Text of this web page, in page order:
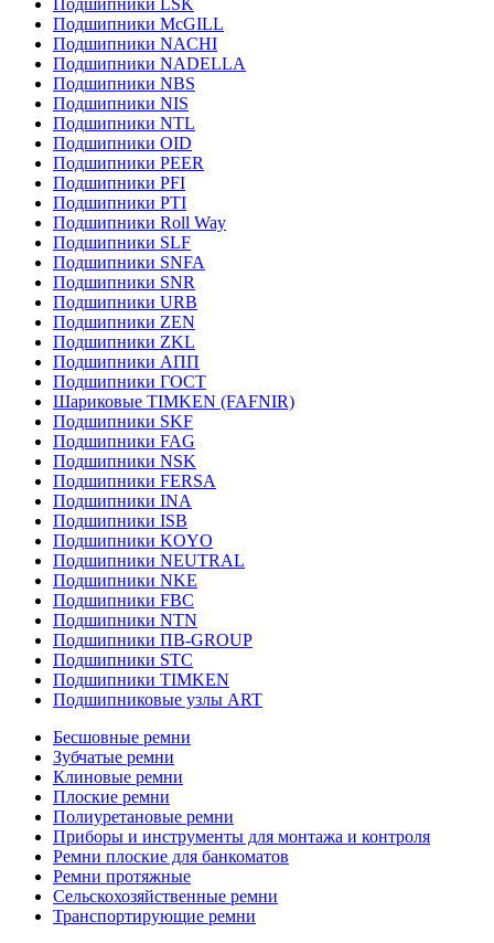
Подшипники LSK
Подшипники McGILL
Подшипники NACHI
Подшипники NADELLA
Подшипники NBS
Подшипники NIS
Подшипники NTL
Подшипники OID
Подшипники PEER
Подшипники PFI
Подшипники PTI
Подшипники Roll Way
Подшипники SLF
Подшипники SNFA
Подшипники SNR
Подшипники URB
Подшипники ZEN
Подшипники ZKL
Подшипники АПП
Подшипники ГОСТ
Шариковые ТІMKEN (FAFNIR)
Подшипники SKF
Подшипники FAG
Подшипники NSK
Подшипники FERSA
Подшипники INA
Подшипники ISB
Подшипники KOYO
Подшипники NEUTRAL
Подшипники NKE
Подшипники FBC
Подшипники NTN
Подшипники ПВ-GROUP
Подшипники STC
Подшипники TIMKEN
Подшипниковые узлы ART
Бесшовные ремни
Зубчатые ремни
Клиновые ремни
Плоские ремни
Полиуретановые ремни
Приборы и инструменты для монтажа и контроля
Ремни плоские для банкоматов
Ремни протяжные
Сельскохозяйственные ремни
Транспортирующие ремни